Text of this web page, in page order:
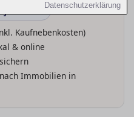
Datenschutzerklärung
Kaufnebenkosten)
& online
Immobilien in